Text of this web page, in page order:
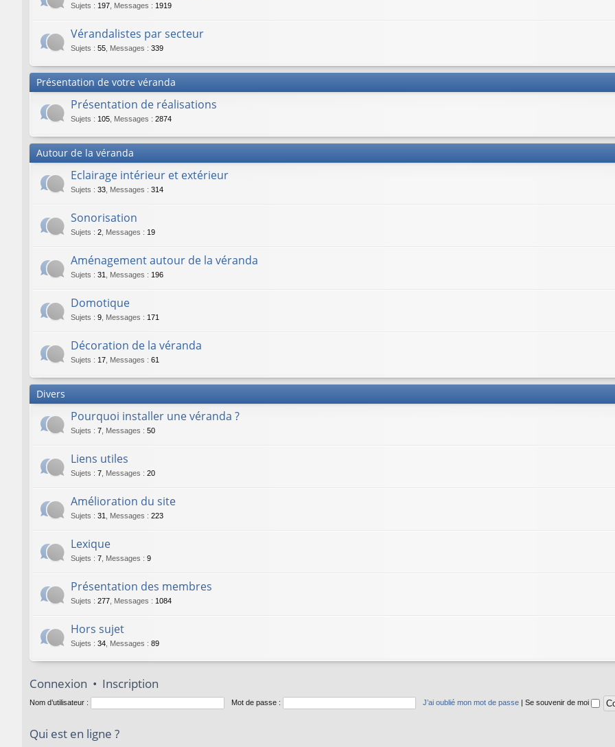
Sujets : 197 Messages : 1919
Vérandalistes par secteur
Sujets : 55 Messages : 339
Présentation de votre véranda
Présentation de réalisations
Sujets : 105 Messages : 2874
Autour de la véranda
Eclairage intérieur et extérieur
Sujets : 33 Messages : 314
Sonorisation
Sujets : 2 Messages : 19
Aménagement autour de la véranda
Sujets : 31 Messages : 196
Domotique
Sujets : 9 Messages : 171
Décoration de la véranda
Sujets : 17 Messages : 61
Divers
Pourquoi installer une véranda ?
Sujets : 7 Messages : 50
Liens utiles
Sujets : 7 Messages : 20
Amélioration du site
Sujets : 31 Messages : 223
Lexique
Sujets : 7 Messages : 9
Présentation des membres
Sujets : 277 Messages : 1084
Hors sujet
Sujets : 34 Messages : 89
Connexion • Inscription
Nom d’utilisateur : Mot de passe : J’ai oublié mon mot de passe | Se souvenir de moi
Qui est en ligne ?